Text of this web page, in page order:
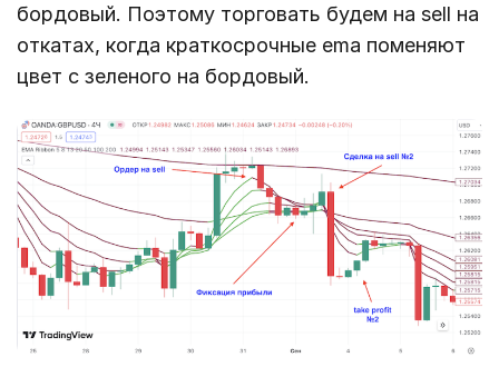
бордовый. Поэтому торговать будем на sell на
откатах, когда краткосрочные ema поменяют
цвет с зеленого на бордовый.